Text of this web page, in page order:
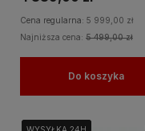
Cena regularna: 5 999,00 zł
Najniższa cena: 5 499,00 zł
Do koszyka